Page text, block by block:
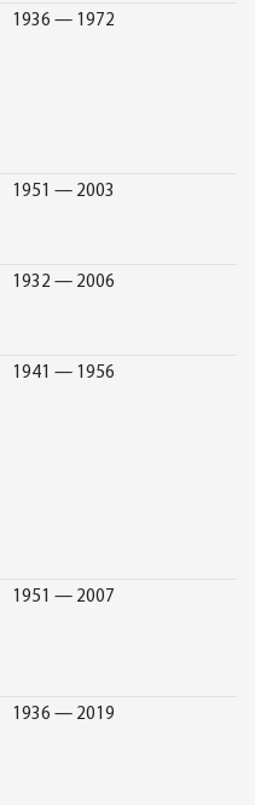
1936 — 1972
1951 — 2003
1932 — 2006
1941 — 1956
1951 — 2007
1936 — 2019